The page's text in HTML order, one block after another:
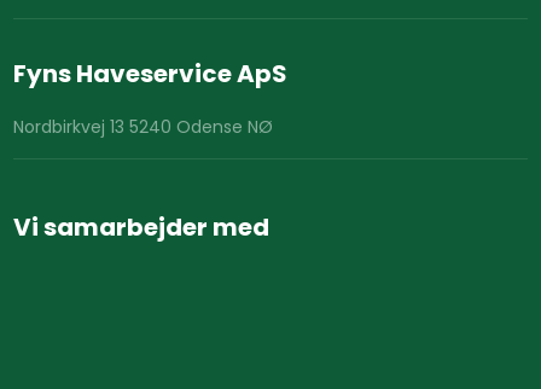
Fyns Haveservice ApS
Nordbirkvej 13 5240 Odense NØ
Vi samarbejder med